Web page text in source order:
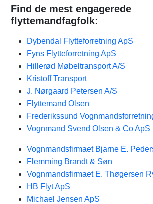
Find de mest engagerede
flyttemandfagfolk:
Dybendal Flytteforretning ApS
Fyns Flytteforretning ApS
Hillerød Møbeltransport A/S
Kristoff Transport
J. Nørgaard Petersen A/S
Flyttemand Olsen
Frederikssund
Vognmand Svend Olsen & Co ApS
Vognmandsfirmaet Bjarne E.
Flemming Brandt & Søn
Vognmandsfirmaet E. Thøgersen
HB Flyt ApS
Michael Jensen ApS